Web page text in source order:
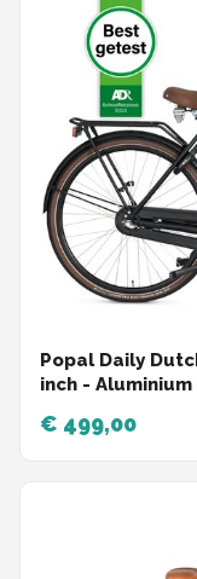
Popal Daily
inch -
€ 499,00